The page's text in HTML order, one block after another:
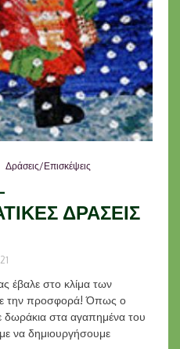
Δράσεις/Επισκέψεις
ΔΡΑΣΕΙΣ
έβαλε στο κλίμα των
την προσφορά! Όπως ο
δωράκια στα αγαπημένα του
να δημιουργήσουμε